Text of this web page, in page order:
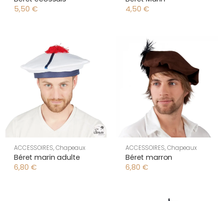
5,50 €
4,50 €
ACCESSOIRES,Chapeaux
Béret marin adulte
6,80 €
ACCESSOIRES,Chapeaux
Béret marron
6,80 €